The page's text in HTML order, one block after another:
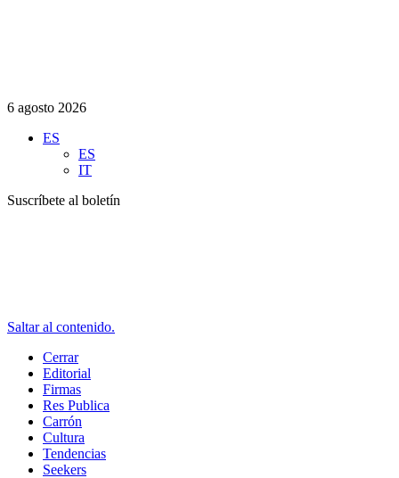
6 agosto 2026
ES
ES
IT
Suscríbete al boletín
Saltar al contenido.
Cerrar
Editorial
Firmas
Res Publica
Carrón
Cultura
Tendencias
Seekers